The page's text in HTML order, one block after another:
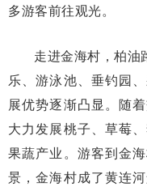
多游客前往观光。
走进金海村，柏油
乐、游泳池、垂钓园
展优势逐渐凸显。随
大力发展桃子、草莓
果蔬产业。游客到金
景，金海村成了黄连